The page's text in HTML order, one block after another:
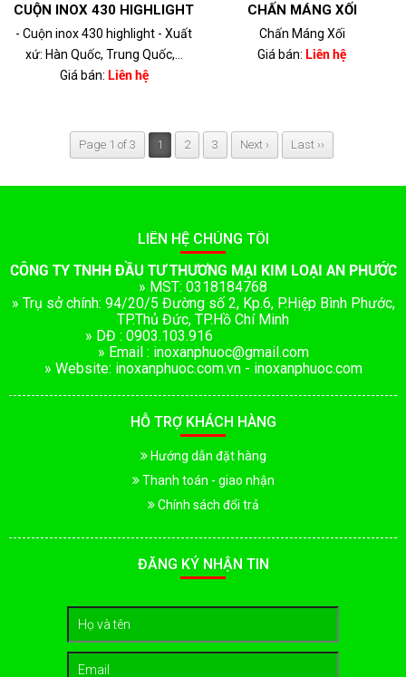
CUỘN INOX 430 HIGHLIGHT
- Cuộn inox 430 highlight - Xuất
xứ: Hàn Quốc, Trung Quốc,...
Giá bán: Liên hệ
CHẤN MÁNG XỐI
Chấn Máng Xối
Giá bán: Liên hệ
Page 1 of 3 1 2 3 Next › Last ››
LIÊN HỆ CHÚNG TÔI
CÔNG TY TNHH ĐẦU TƯ THƯƠNG MẠI KIM LOẠI AN PHƯỚC
» MST: 0318184768
» Trụ sở chính: 94/20/5 Đường số 2, Kp.6, P.Hiệp Bình Phước,
TP.Thủ Đức, TP.Hồ Chí Minh
» DĐ : 0903.103.916
» Email : inoxanphuoc@gmail.com
» Website: inoxanphuoc.com.vn - inoxanphuoc.com
HỖ TRỢ KHÁCH HÀNG
Hướng dẫn đặt hàng
Thanh toán - giao nhận
Chính sách đổi trả
ĐĂNG KÝ NHẬN TIN